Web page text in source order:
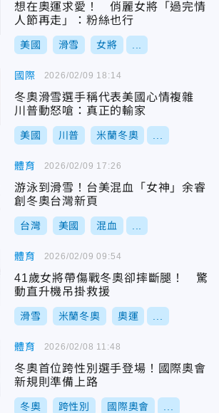
想在奧運求愛！ 俏麗女將「過完情
人節再走」：粉絲也行
美國 滑雪 女將
國際
冬奧滑雪選手稱代表美國心情複雜
川普動怒嗆：真正的輸家
美國 川普 米蘭冬奧
2026/02/09 18:14
體育
游泳到滑雪！台美混血「女神」余睿
創冬奧台灣新頁
台灣 美國 混血
2026/02/09 17:26
體育
41歲女將帶傷戰冬奧卻摔斷腿！ 驚
動直升機吊掛救援
滑雪 米蘭冬奧 奧運
2026/02/09 09:54
體育
冬奧首位跨性別選手登場！國際奧會
新規則準備上路
冬奧 跨性別 國際奧會
2026/02/08 11:48